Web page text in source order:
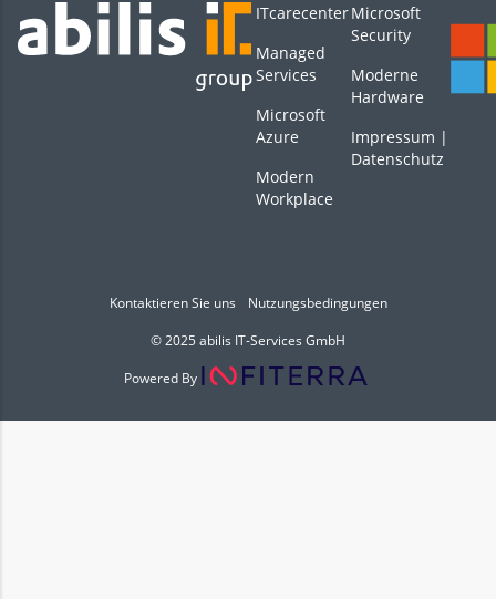
ITcarecenter
Managed
Services
Microsoft
Azure
Modern
Workplace
Microsoft
Security
Moderne
Hardware
Impressum |
Datenschutz
Kontaktieren Sie uns
Nutzungsbedingungen
© 2025 abilis IT-Services GmbH
Powered By